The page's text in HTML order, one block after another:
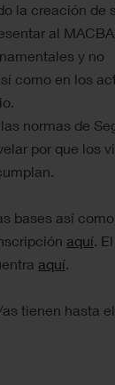
la creación de
al
y no
como en los
normas de
por que los
bases así
aquí.
aquí.
tienen hasta